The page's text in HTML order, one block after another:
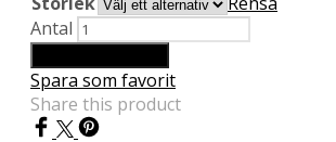
Antal
Spara som favorit
Share this product